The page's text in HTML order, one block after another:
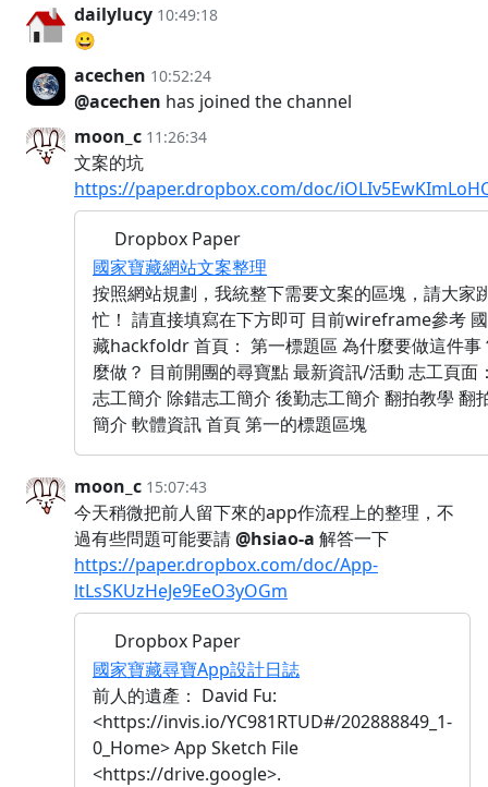
dailylucy 10:49:18
😀
acechen 10:52:24
@acechen has joined the channel
moon_c 11:26:34
文案的坑
https://paper.dropbox.com/doc/
Dropbox Paper
國家寶藏網站文案整理
按照網站規劃，我統整下需要文案的區塊，請大家
忙！ 請直接填寫在下方即可 目前wireframe參考
藏hackfoldr 首頁： 第一標題區 為什麼要做這件事
麼做？ 目前開團的尋寶點 最新資訊/活動 志工頁面
志工簡介 除錯志工簡介 後勤志工簡介 翻拍教學 翻
簡介 軟體資訊 首頁 第一的標題區塊
moon_c 15:07:43
今天稍微把前人留下來的app作流程上的整理，不
過有些問題可能要請@hsiao-a 解答一下
https://paper.dropbox.com/doc/App-
ltLsSKUzHeJe9EeO3yOGm
Dropbox Paper
國家寶藏尋寶App設計日誌
前人的遺產： David Fu:
<https://invis.io/YC981RTUD#/202888849_1-
0_Home> App Sketch File
<https://drive.google>.